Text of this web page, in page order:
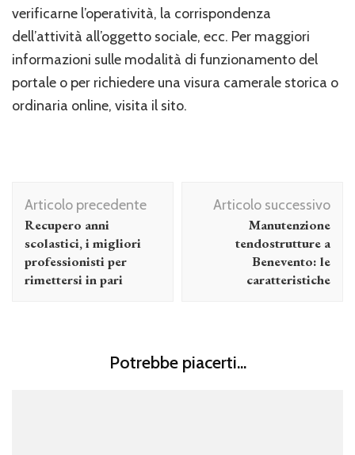
verificarne l’operatività, la corrispondenza
dell’attività all’oggetto sociale, ecc. Per maggiori
informazioni sulle modalità di funzionamento del
portale o per richiedere una visura camerale storica o
ordinaria online, visita il sito.
Navigazione
articolo
Articolo precedente
Recupero anni
scolastici, i migliori
professionisti per
rimettersi in pari
Articolo successivo
Manutenzione
tendostrutture a
Benevento: le
caratteristiche
Potrebbe piacerti...